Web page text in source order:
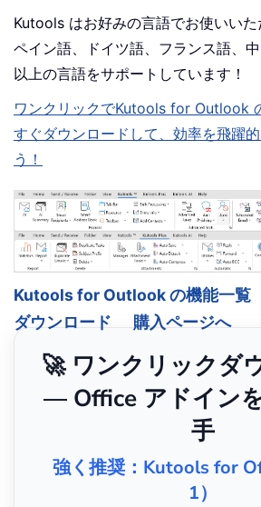
Kutools はお好みの言語でお使いい
ペイン語、ドイツ語、フランス語、
以上の言語をサポートしています！
ワンクリックでKutools for Outlook
すぐダウンロードして、効率を飛躍
う！
Kutools for Outlook の機能一覧
ダウンロード
購入ページへ
🚀 ワンクリックダ
— Office アドイン
手
強く推奨：Kutools for
1）